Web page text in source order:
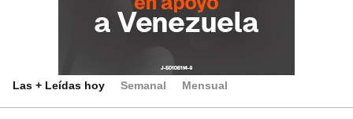
Las + Leídas hoy Semanal Mensual